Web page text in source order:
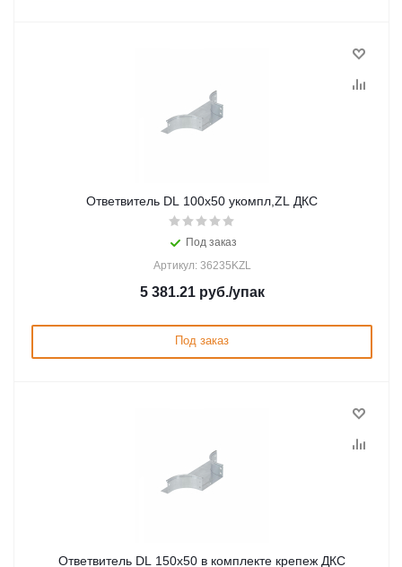
Ответвитель DL 100х50 укомпл,ZL ДКС
Под заказ
Артикул: 36235KZL
5 381.21руб./упак
Под заказ
Ответвитель DL 150х50 в комплекте крепеж ДКС